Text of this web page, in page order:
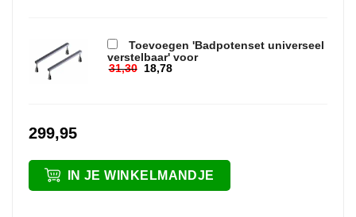
Toevoegen 'Badpotenset universeel
verstelbaar' voor
31,30 18,78
299,95
IN JE WINKELMANDJE